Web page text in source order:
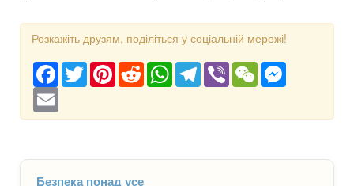
Розкажіть друзям, поділіться у соціальній мережі!
Facebook
TwitterPinterestRedditWhatsAppTelegram
Viber WeChat
Безпека понад усе